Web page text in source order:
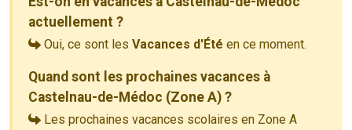
actuellement ?
Oui, ce sont les Vacances d'Été en ce moment.
Quand sont les prochaines vacances à
Castelnau-de-Médoc (Zone A) ?
Les prochaines vacances scolaires en Zone A